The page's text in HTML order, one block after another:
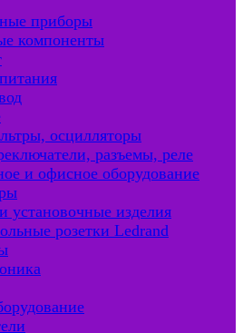
приборы
компоненты
осцилляторы
разъемы, реле
и офисное оборудование
установочные изделия
розетки Ledrand